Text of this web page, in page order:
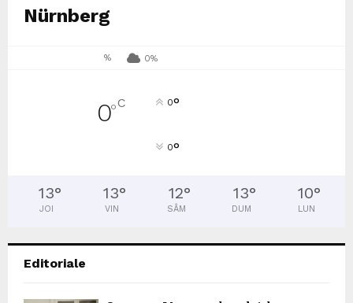
Nürnberg
% 0%
0°C 0°
0°
13°
JOI
13°
VIN
12°
SÂM
13°
DUM
10°
LUN
Editoriale